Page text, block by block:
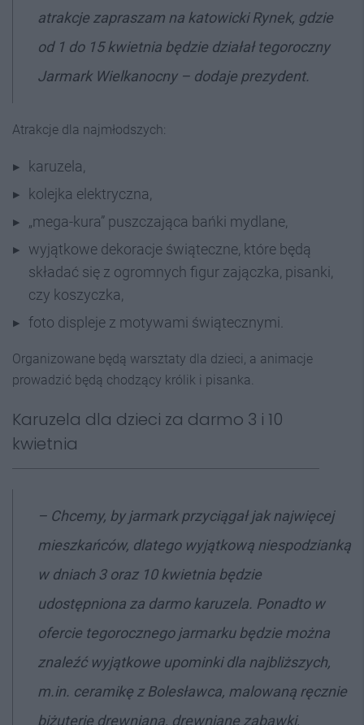
atrakcje zapraszam na katowicki Rynek, gdzie
od 1 do 15 kwietnia będzie działał tegoroczny
Jarmark Wielkanocny – dodaje prezydent.
Atrakcje dla najmłodszych:
karuzela,
kolejka elektryczna,
„mega-kura” puszczająca bańki mydlane,
wyjątkowe dekoracje świąteczne, które będą
składać się z ogromnych figur zajączka, pisanki,
czy koszyczka,
foto displeje z motywami świątecznymi.
Organizowane będą warsztaty dla dzieci, a animacje
prowadzić będą chodzący królik i pisanka.
Karuzela dla dzieci za darmo 3 i 10
kwietnia
– Chcemy, by jarmark przyciągał jak najwięcej
mieszkańców, dlatego wyjątkową niespodzianką
w dniach 3 oraz 10 kwietnia będzie
udostępniona za darmo karuzela. Ponadto w
ofercie tegorocznego jarmarku będzie można
znaleźć wyjątkowe upominki dla najbliższych,
m.in. ceramikę z Bolesławca, malowaną ręcznie
biżuterię drewnianą, drewniane zabawki,